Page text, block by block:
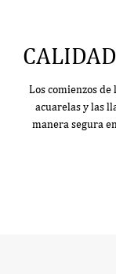
Los comienzos
acuarelas y las
manera segura